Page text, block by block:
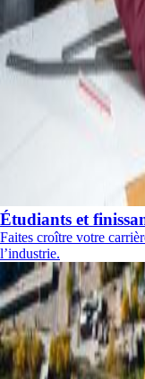
Étudiants et
Faites croître votre
l’industrie.